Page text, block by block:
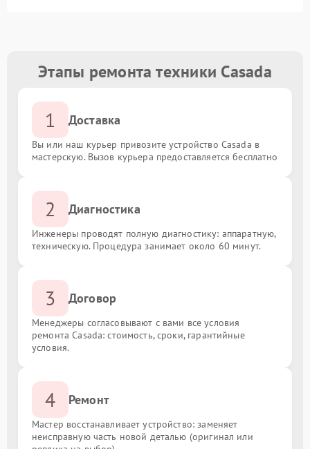
Этапы ремонта техники Casada
1 Доставка
Вы или наш курьер привозите устройство Casada в
мастерскую. Вызов курьера предоставляется бесплатно
2 Диагностика
Инженеры проводят полную диагностику: аппаратную,
техническую. Процедура занимает около 60 минут.
3 Договор
Менеджеры согласовывают с вами все условия
ремонта Casada: стоимость, сроки, гарантийные
условия.
4 Ремонт
Мастер восстанавливает устройство: заменяет
неисправную часть новой деталью (оригинал или